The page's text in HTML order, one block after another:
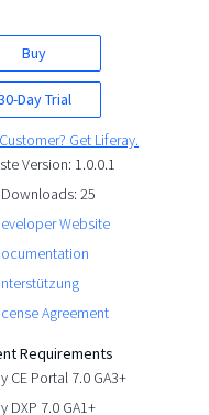
Buy
Day Trial
Get Liferay.
Version: 1.0.0.1
25
Website
Agreement
Requirements
CE Portal 7.0 GA3+
DXP 7.0 GA1+